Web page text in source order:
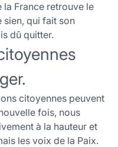
France retrouve le
sien, qui fait son
dû quitter.
citoyennes peuvent
fois, nous
à la hauteur et
les voix de la Paix.